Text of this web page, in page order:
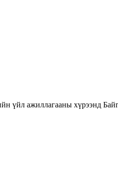
ажиллагааны хүрээнд